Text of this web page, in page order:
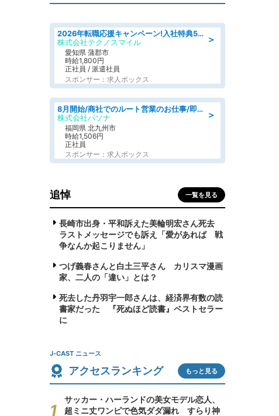
＞
2026年転職応援キャンペーン!入社特典58万円/デンソーで働こう!自動車工場で小型部品の検査業務 denso aichi
株式会社テクノスマイル
愛知県 蒲郡市
時給1,800円
正社員 / 派遣社員
スポンサー：求人ボックス
＞
8月開始/商社でのルート営業のお仕事/即日勤務可/車通勤可/営業
株式会社パソナ
福岡県 北九州市
時給1,506円
正社員
スポンサー：求人ボックス
追悼 一覧を見る
長崎市出身・平和訴えた美輪明宏さん死去
ラストメッセージでも訴え「愛があれば 戦
争なんか起こりません」
つげ義春さんと白土三平さん カリスマ漫画
家、二人の「違い」とは？
死去した丹羽宇一郎さんは、経済界有数の読
書家だった 『死ぬほど読書』ベストセラー
に
J-CAST ニュース
アクセスランキング もっと見る
サッカー・ハーランドの美女モデル恋人、
超ミニ丈ワンピで色気ダダ漏れ すらり神